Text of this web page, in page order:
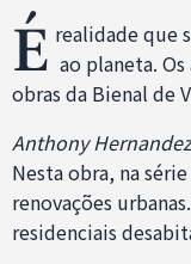
É realidade que
ao planeta.
obras da Bienal de
Anthony Hernandez
Nesta obra, na série
renovações
residenciais